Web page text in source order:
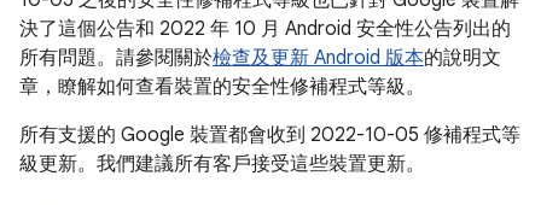
決了這個公告和 2022 年 10 月 Android 安全性公告列出的
所有問題。請參閱關於檢查及更新 Android 版本的說明文
章，瞭解如何查看裝置的安全性修補程式等級。
所有支援的 Google 裝置都會收到 2022-10-05 修補程式等
級更新。我們建議所有客戶接受這些裝置更新。